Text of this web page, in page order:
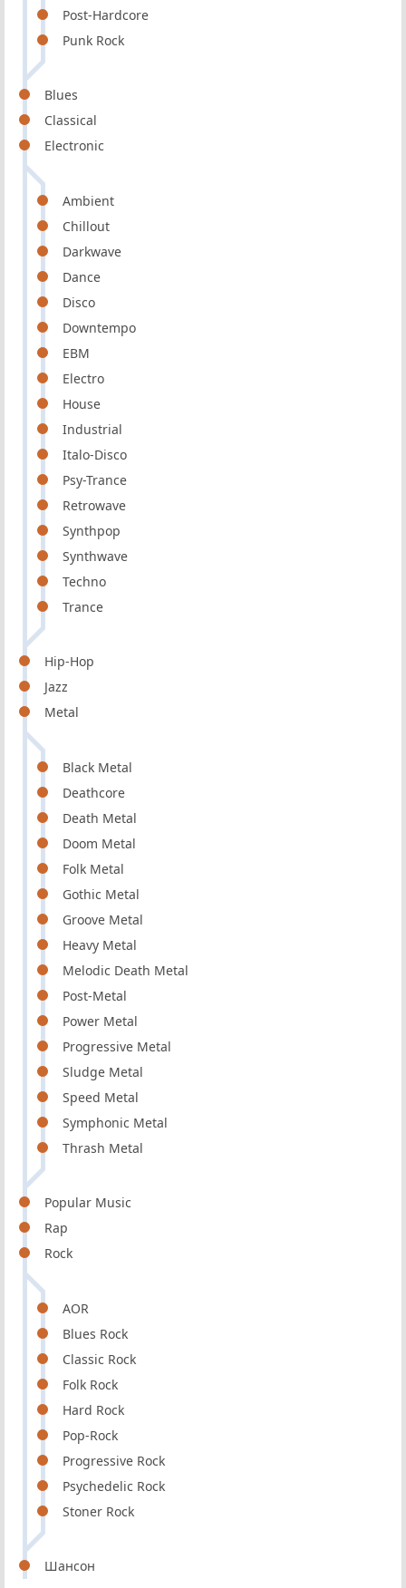
Post-Hardcore
Punk Rock
Blues
Classical
Electronic
Ambient
Chillout
Darkwave
Dance
Disco
Downtempo
EBM
Electro
House
Industrial
Italo-Disco
Psy-Trance
Retrowave
Synthpop
Synthwave
Techno
Trance
Hip-Hop
Jazz
Metal
Black Metal
Deathcore
Death Metal
Doom Metal
Folk Metal
Gothic Metal
Groove Metal
Heavy Metal
Melodic Death Metal
Post-Metal
Power Metal
Progressive Metal
Sludge Metal
Speed Metal
Symphonic Metal
Thrash Metal
Popular Music
Rap
Rock
AOR
Blues Rock
Classic Rock
Folk Rock
Hard Rock
Pop-Rock
Progressive Rock
Psychedelic Rock
Stoner Rock
Шансон